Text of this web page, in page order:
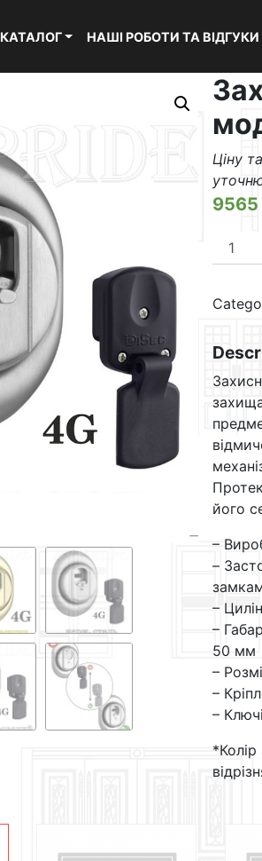
КАТАЛОГ НАШІ РОБОТИ ТА ВІДГУКИ
Ціну
9565
4G
його
–
–
–
–
50 мм
–
–
–